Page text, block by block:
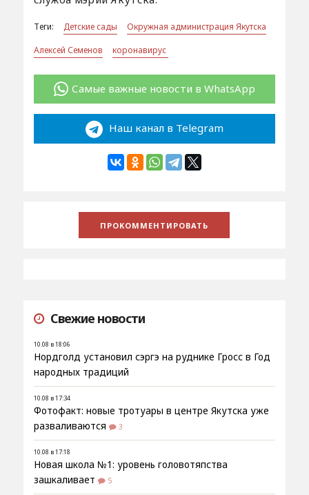
Теги: Детские сады
Окружная администрация Якутска
Алексей Семенов
коронавирус
Самые важные новости в WhatsApp
Наш канал в Telegram
Свежие новости
10.08 в 18:06
Нордголд установил сэргэ на руднике Гросс в Год
народных традиций
10.08 в 17:34
Фотофакт: новые тротуары в центре Якутска уже
разваливаются
3
10.08 в 17:18
Новая школа №1: уровень головотяпства
зашкаливает
5